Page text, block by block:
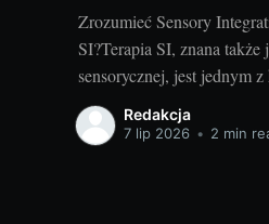
Zrozumieć Sensory
SI?Terapia SI, znana
sensorycznej, jest jednym
wspierających rozwój
dzieciom w uzyskaniu
Redakcja
7 lip 2026 • 2 min